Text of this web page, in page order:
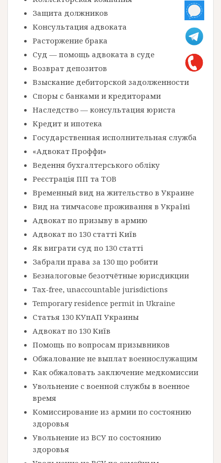
Защита должников
Консультация адвоката
Расторжение брака
Суд — помощь адвоката в суде
Возврат депозитов
Взыскание дебиторской задолженности
Споры с банками и кредиторами
Наследство — консультация юриста
Кредит и ипотека
Государственная исполнительная служба
«Адвокат Проффи»
Ведення бухгалтерського обліку
Реєстрація ПП та ТОВ
Временный вид на жительство в Украине
Вид на тимчасове проживання в Україні
Адвокат по призыву в армию
Адвокат по 130 статті Київ
Як виграти суд по 130 статті
Забрали права за 130 що робити
Безналоговые безотчётные юрисдикции
Tax-free, unaccountable jurisdictions
Temporary residence permit in Ukraine
Статья 130 КУпАП Украины
Адвокат по 130 Київ
Помощь по вопросам призывников
Обжалование не выплат военнослужащим
Как обжаловать заключение медкомиссии
Увольнение с военной службы в военное
время
Комиссирование из армии по состоянию
здоровья
Увольнение из ВСУ по состоянию
здоровья